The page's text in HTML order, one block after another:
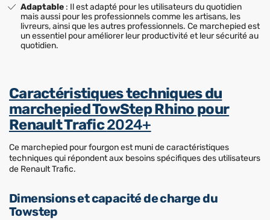
Adaptable : Il est adapté pour les utilisateurs du quotidien
mais aussi pour les professionnels comme les artisans, les
livreurs, ainsi que les autres professionnels. Ce marchepied est
un essentiel pour améliorer leur productivité et leur sécurité au
quotidien.
Caractéristiques techniques du
marchepied TowStep Rhino pour
Renault Trafic2024+
Ce marchepied pour fourgon est muni de caractéristiques
techniques qui répondent aux besoins spécifiques des utilisateurs
de Renault Trafic.
Dimensions et capacité de charge du
Towstep